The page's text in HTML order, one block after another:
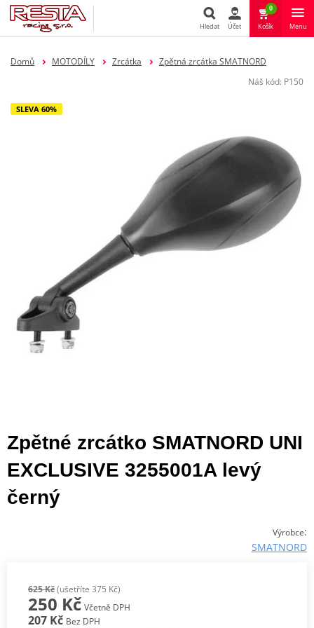
Hledat
Hledat Účet
0
Košík Menu
Domů MOTODÍLY Zrcátka
Zpětná zrcátka SMATNORD
Náš kód: P150
SLEVA 60%
Zpětné zrcátko SMATNORD UNI
EXCLUSIVE 3255001A levý
černý
Výrobce:
SMATNORD
625 Kč(ušetříte 375 Kč)
250 Kč Včetně DPH
207 Kč Bez DPH